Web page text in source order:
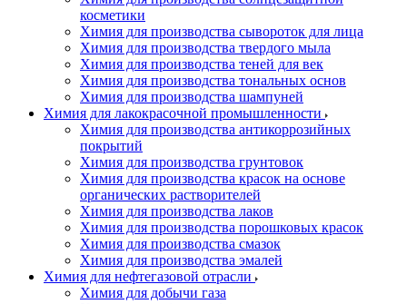
косметики
Химия для производства сывороток для лица
Химия для производства твердого мыла
Химия для производства теней для век
Химия для производства тональных основ
Химия для производства шампуней
Химия для лакокрасочной промышленности
Химия для производства антикоррозийных
покрытий
Химия для производства грунтовок
Химия для производства красок на основе
органических растворителей
Химия для производства лаков
Химия для производства порошковых красок
Химия для производства смазок
Химия для производства эмалей
Химия для нефтегазовой отрасли
Химия для добычи газа